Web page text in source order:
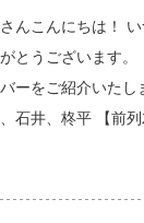
んこんにちは！
がとうございます
ーをご紹介いた
石井、柊平 【前